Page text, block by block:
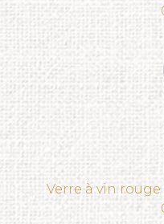
Verre à vin rouge